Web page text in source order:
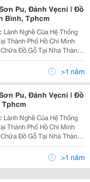
Pu, Đánh Vẹcni | Đồ
Bình, Tphcm
Nghề Của Hệ Thống
Thành Phố Hồ Chí Minh
Cửa Sổ, Cửa Thông
Đóng Hư Hỏng Cong>1 năm
Pu, Đánh Vẹcni | Đồ
Tphcm
Nghề Của Hệ Thống
Thành Phố Hồ Chí Minh
Cửa Sổ, Cửa Thông
Đóng Hư Hỏng Cong>1 năm